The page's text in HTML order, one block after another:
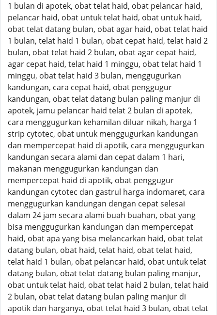
1 bulan di apotek, obat telat haid, obat pelancar haid,
pelancar haid, obat untuk telat haid, obat untuk haid,
obat telat datang bulan, obat agar haid, obat telat haid
1 bulan, telat haid 1 bulan, obat cepat haid, telat haid 2
bulan, obat telat haid 2 bulan, obat agar cepat haid,
agar cepat haid, telat haid 1 minggu, obat telat haid 1
minggu, obat telat haid 3 bulan, menggugurkan
kandungan, cara cepat haid, obat penggugur
kandungan, obat telat datang bulan paling manjur di
apotek, jamu pelancar haid telat 2 bulan di apotek,
cara menggugurkan kehamilan diluar nikah, harga 1
strip cytotec, obat untuk menggugurkan kandungan
dan mempercepat haid di apotik, cara menggugurkan
kandungan secara alami dan cepat dalam 1 hari,
makanan menggugurkan kandungan dan
mempercepat haid di apotik, obat penggugur
kandungan cytotec dan gastrul harga indomaret, cara
menggugurkan kandungan dengan cepat selesai
dalam 24 jam secara alami buah buahan, obat yang
bisa menggugurkan kandungan dan mempercepat
haid, obat apa yang bisa melancarkan haid, obat telat
datang bulan, obat haid, telat haid, obat telat haid,
telat haid 1 bulan, obat pelancar haid, obat untuk telat
datang bulan, obat telat datang bulan paling manjur,
obat untuk telat haid, obat telat haid 2 bulan, telat haid
2 bulan, obat telat datang bulan paling manjur di
apotik dan harganya, obat telat haid 3 bulan, obat telat